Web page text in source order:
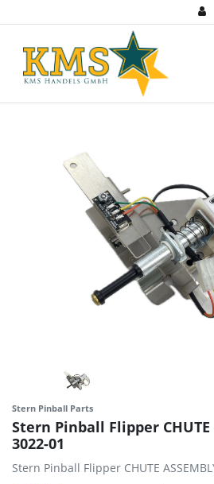
Stern Pinball Parts
Stern Pinball Flipper CHUTE
3022-01
Stern Pinball Flipper CHUTE